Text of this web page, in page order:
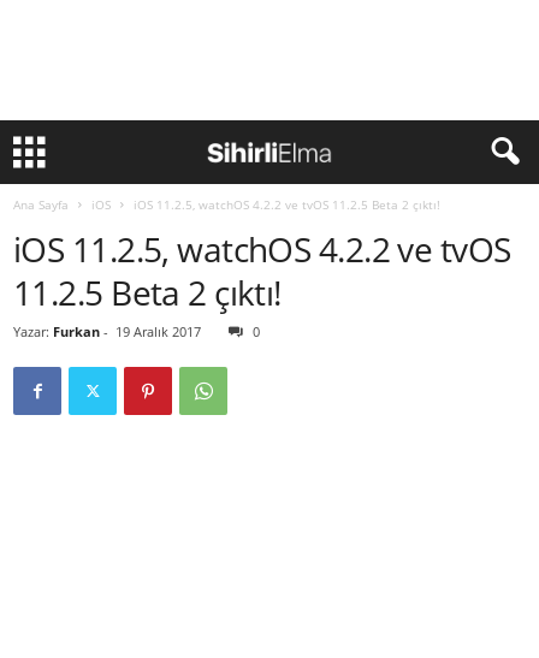
Ana Sayfa iOS iOS 11.2.5, watchOS 4.2.2 ve tvOS 11.2.5 Beta 2 çıktı!
iOS 11.2.5, watchOS 4.2.2 ve tvOS
11.2.5 Beta 2 çıktı!
Yazar: Furkan - 19 Aralık 2017 0